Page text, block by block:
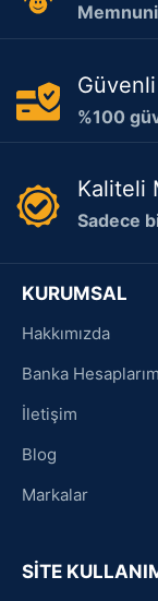
%100
Kaliteli
Sadece
KURUMSAL
Hakkımızda
Banka
İletişim
Blog
Markalar
SİTE